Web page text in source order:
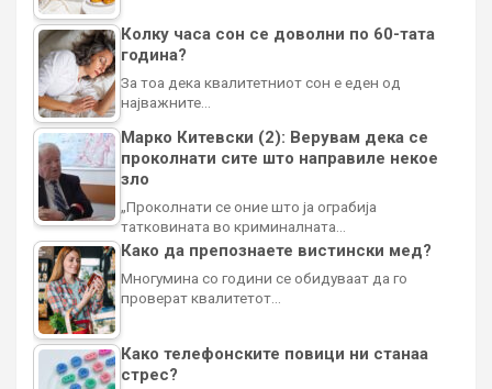
Колку часа сон се доволни по 60-тата
година?
За тоа дека квалитетниот сон е еден од
најважните…
Марко Китевски (2): Верувам дека се
проколнати сите што направиле некое
зло
„Проколнати се оние што ја ограбија
татковината во криминалната…
Како да препознаете вистински мед?
Многумина со години се обидуваат да го
проверат квалитетот…
Како телефонските повици ни станаа
стрес?